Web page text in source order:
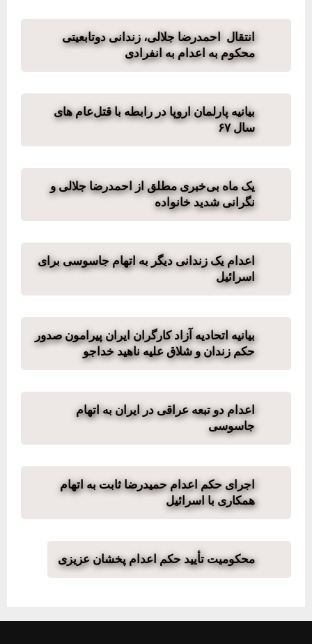
انتقال احمدرضا جلالی، زندانی دوتابعیتی
محکوم به اعدام به انفرادی
بیانیه پارلمان اروپا در رابطه با قتل‌عام های
سال ۶۷
یک ماه بی‌خبری مطلق از احمدرضا جلالی و
نگرانی شدید خانواده
اعدام یک زندانی دیگر به اتهام جاسوسی برای
اسرائیل
بیانیه اتحادیه آزاد کارگران ایران پیرامون صدور
حکم زندان و شلاق علیه ناهید خداجو
اعدام دو تبعه عراقی در ایران به اتهام
جاسوسی
اجرای حکم اعدام حمیدرضا ثابت به اتهام
همکاری با اسرائیل
محکومیت تأیید حکم اعدام پخشان عزیزی